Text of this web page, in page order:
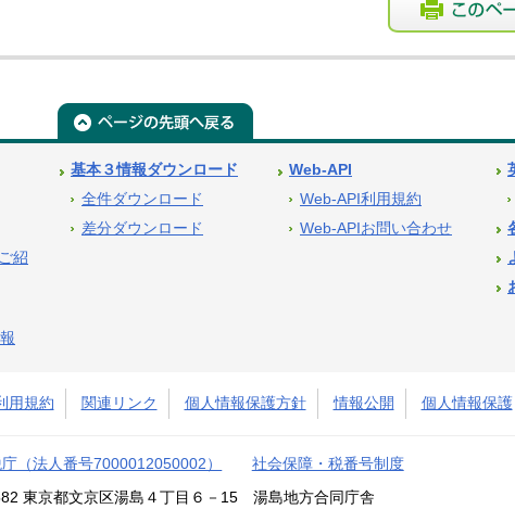
紹
基本３情報ダウンロード
全件ダウンロード
差分ダウンロード
Web-API
Web-API利用規約
Web-APIお問い合わせ
用規約 関連リンク 個人情報保護方針 情報公開 個人情報保護
庁（法人番号7000012050002） 社会保障・税番号制度
東京都文京区湯島４丁目６－15 湯島地方合同庁舎